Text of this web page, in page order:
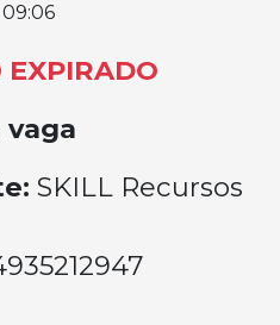
vaga
SKILL Recursos